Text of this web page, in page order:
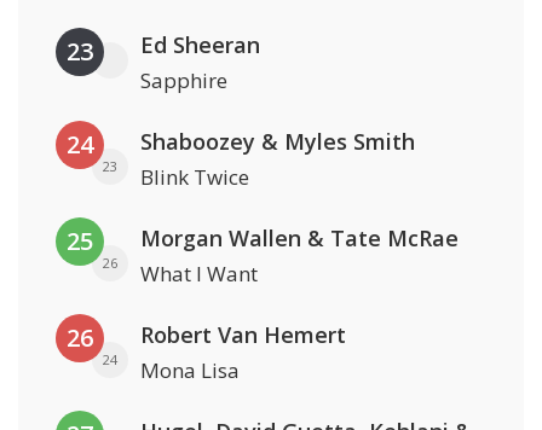
23 Ed Sheeran
Sapphire
24
23
Shaboozey & Myles Smith
Blink Twice
25
26
Morgan Wallen & Tate McRae
What I Want
26
24
Robert Van Hemert
Mona Lisa